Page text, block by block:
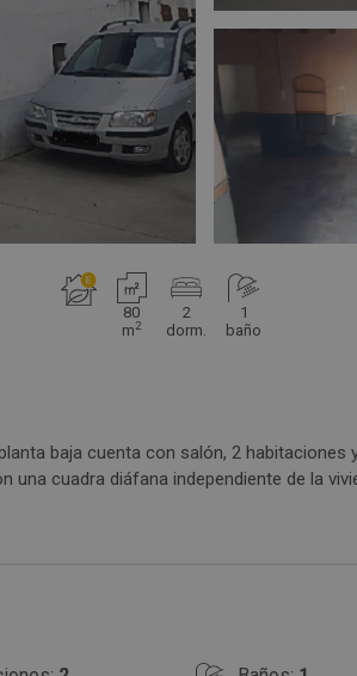
80
m2
2
dorm.
1
baño
baja cuenta con salón, 2 habitaciones
cuadra diáfana independiente de la